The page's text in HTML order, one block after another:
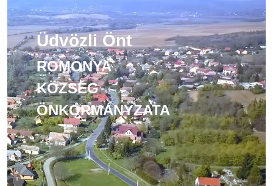
Üdvözli Önt
ROMONYA
KÖZSÉG
ÖNKORMÁNYZATA